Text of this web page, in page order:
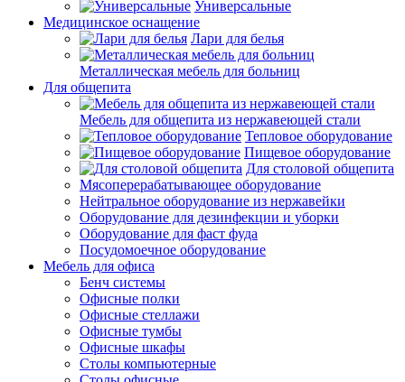
Универсальные
Медицинское оснащение
Лари для белья
Металлическая мебель для больниц
Для общепита
Мебель для общепита из нержавеющей стали
Тепловое оборудование
Пищевое оборудование
Для столовой общепита
Мясоперерабатывающее оборудование
Нейтральное оборудование из нержавейки
Оборудование для дезинфекции и уборки
Оборудование для фаст фуда
Посудомоечное оборудование
Мебель для офиса
Бенч системы
Офисные полки
Офисные стеллажи
Офисные тумбы
Офисные шкафы
Столы компьютерные